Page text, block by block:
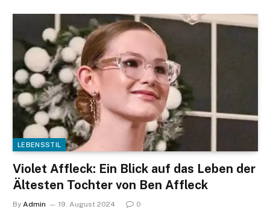
LEBENSSTIL
Violet Affleck: Ein Blick auf das Leben der
Ältesten Tochter von Ben Affleck
By Admin 19. August 2024 0